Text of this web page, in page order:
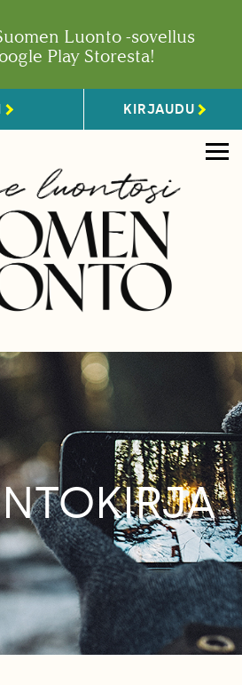
Luonto -sovellus
Play Storesta!
KIRJAUDU